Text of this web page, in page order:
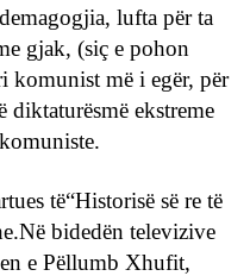
lufta për ta
gjak, (siç e pohon
komunist më i egër, për
diktaturësmë ekstreme
të“Historisë së re të
bidedën televizive
e Pëllumb Xhufit,